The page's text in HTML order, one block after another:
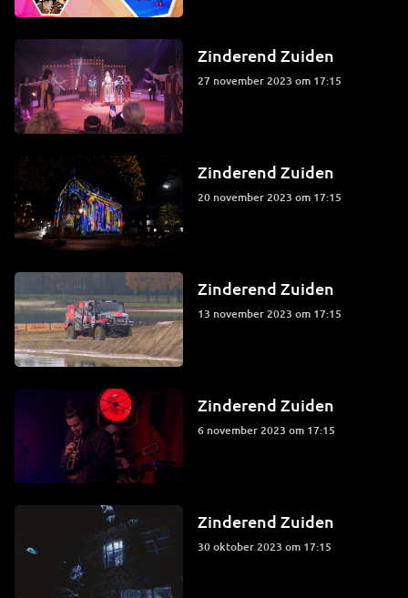
Zinderend Zuiden
27 november 2023 om 17:15
Zinderend Zuiden
20 november 2023 om 17:15
Zinderend Zuiden
13 november 2023 om 17:15
Zinderend Zuiden
6 november 2023 om 17:15
Zinderend Zuiden
30 oktober 2023 om 17:15